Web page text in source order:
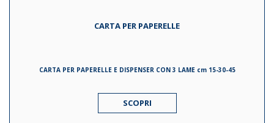
CARTA PER PAPERELLE
CARTA PER PAPERELLE E DISPENSER CON 3 LAME cm 15-30-45
SCOPRI